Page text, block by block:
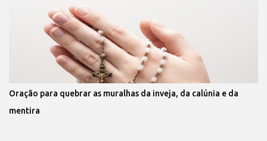
Oração para quebrar as muralhas da inveja, da calúnia e da
mentira